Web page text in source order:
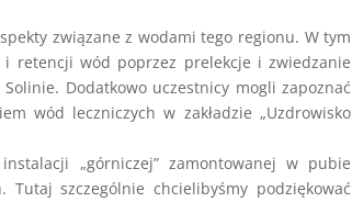
związane z wodami tego regionu. W tym
i retencji wód poprzez prelekcje i zwiedzanie
Dodatkowo uczestnicy mogli zapoznać
wód leczniczych w zakładzie „Uzdrowisko
„górniczej” zamontowanej w pubie
Tutaj szczególnie chcielibyśmy podziękować